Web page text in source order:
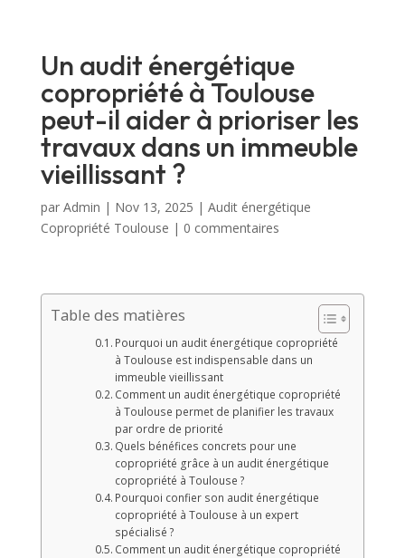
Un audit énergétique
copropriété à Toulouse
peut-il aider à prioriser les
travaux dans un immeuble
vieillissant ?
par Admin | Nov 13, 2025 | Audit énergétique
Copropriété Toulouse | 0 commentaires
Table des matières
Pourquoi un audit énergétique copropriété
à Toulouse est indispensable dans un
immeuble vieillissant
Comment un audit énergétique copropriété
à Toulouse permet de planifier les travaux
par ordre de priorité
Quels bénéfices concrets pour une
copropriété grâce à un audit énergétique
copropriété à Toulouse ?
Pourquoi confier son audit énergétique
copropriété à Toulouse à un expert
spécialisé ?
Comment un audit énergétique copropriété